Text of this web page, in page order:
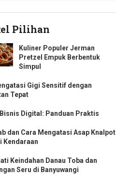
Pilihan
Kuliner Populer Jerman
Pretzel Empuk Berbentuk
Simpul
Gigi Sensitif dengan
Tepat
Digital: Panduan Praktis
dan Cara Mengatasi Asap Knalpot
Kendaraan
Keindahan Danau Toba dan
Seru di Banyuwangi